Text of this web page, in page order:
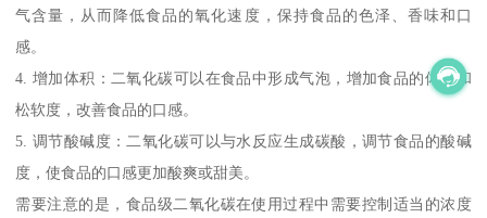
气含量，从而降低食品的氧化速度，保持食品的色泽、香味和口
感。
4. 增加体积：二氧化碳可以在食品中形成气泡，增加食品的体积和
松软度，改善食品的口感。
5. 调节酸碱度：二氧化碳可以与水反应生成碳酸，调节食品的酸碱
度，使食品的口感更加酸爽或甜美。
需要注意的是，食品级二氧化碳在使用过程中需要控制适当的浓度